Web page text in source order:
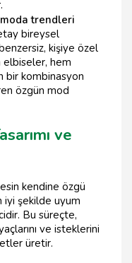
moda trendleri
bireysel
kişiye özel
elbiseler, hem
bir kombinasyon
özgün mod
ve
kendine özgü
iyi şekilde uyum
Bu süreçte,
ve isteklerini
üretir.